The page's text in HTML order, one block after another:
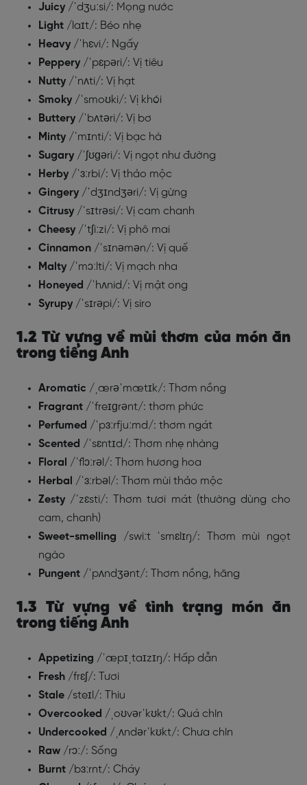
Juicy /ˈdʒuːsi/: Mọng nước
Light /laɪt/: Béo nhẹ
Heavy /ˈhɛvi/: Ngấy
Peppery /ˈpɛpəri/: Vị tiêu
Nutty /ˈnʌti/: Vị hạt
Smoky /ˈsmoʊki/: Vị khói
Buttery /ˈbʌtəri/: Vị bơ
Minty /ˈmɪnti/: Vị bạc hà
Sugary /ˈʃʊɡəri/: Vị ngọt như đường
Herby /ˈɜːrbi/: Vị thảo mộc
Gingery /ˈdʒɪndʒəri/: Vị gừng
Citrusy /ˈsɪtrəsi/: Vị cam chanh
Cheesy /ˈtʃiːzi/: Vị phô mai
Cinnamon /ˈsɪnəmən/: Vị quế
Malty /ˈmɔːlti/: Vị mạch nha
Honeyed /ˈhʌnid/: Vị mật ong
Syrupy /ˈsɪrəpi/: Vị siro
1.2 Từ vựng về mùi thơm của món ăn
trong tiếng Anh
Aromatic /ˌærəˈmætɪk/: Thơm nồng
Fragrant /ˈfreɪɡrənt/: thơm phức
Perfumed /ˈpɜːrfjuːmd/: thơm ngát
Scented /ˈsɛntɪd/: Thơm nhẹ nhàng
Floral /ˈflɔːrəl/: Thơm hương hoa
Herbal /ˈɜːrbəl/: Thơm mùi thảo mộc
Zesty /ˈzɛsti/: Thơm tươi mát (thường dùng cho
cam, chanh)
Sweet-smelling /swiːt ˈsmɛlɪŋ/: Thơm mùi ngọt
ngào
Pungent /ˈpʌndʒənt/: Thơm nồng, hăng
1.3 Từ vựng về tình trạng món ăn
trong tiếng Anh
Appetizing /ˈæpɪˌtaɪzɪŋ/: Hấp dẫn
Fresh /frɛʃ/: Tươi
Stale /steɪl/: Thiu
Overcooked /ˌoʊvərˈkʊkt/: Quá chín
Undercooked /ˌʌndərˈkʊkt/: Chưa chín
Raw /rɔː/: Sống
Burnt /bɜːrnt/: Cháy